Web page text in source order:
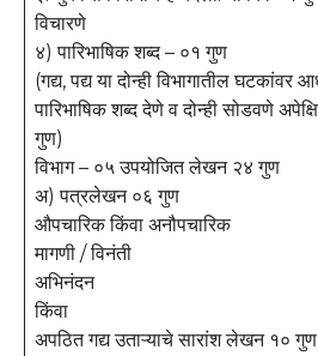
विचारणे
४) पारिभाषिक शब्द – ०१ गुण
(गद्य, पद्य या दोन्ही विभागातील घटकांवर
पारिभाषिक शब्द देणे व दोन्ही सोडवणे
गुण)
विभाग – ०५ उपयोजित लेखन २४ गुण
अ) पत्रलेखन ०६ गुण
औपचारिक किंवा अनौपचारिक
मागणी / विनंती
अभिनंदन
किंवा
अपठित गद्य उताऱ्याचे सारांश लेखन १० गुण